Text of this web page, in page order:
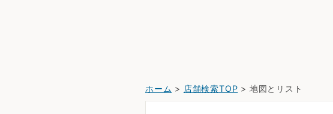
ホーム > 店舗検索TOP > 地図とリスト